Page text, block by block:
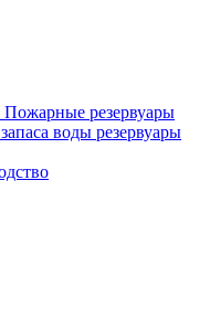
Пожарные резервуары
резервуары